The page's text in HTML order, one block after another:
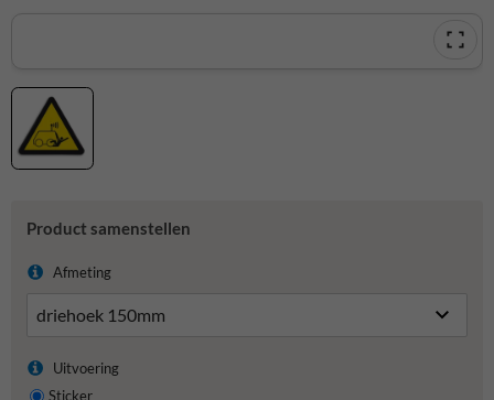
Product samenstellen
Afmeting
Uitvoering
Sticker